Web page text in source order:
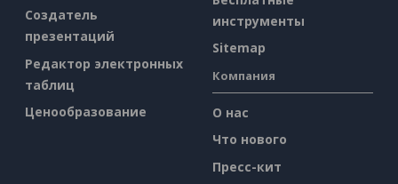
Создатель
презентаций
Редактор электронных
таблиц
Ценообразование
инструменты
Sitemap
Компания
О нас
Что нового
Пресс-кит